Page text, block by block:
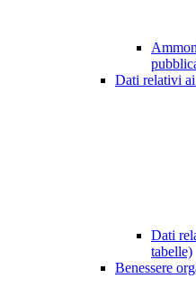
Dati relativi
Dati
tabelle)
Benessere